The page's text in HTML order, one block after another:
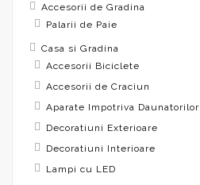
Accesorii de Gradina
Palarii de Paie
Casa si Gradina
Accesorii Biciclete
Accesorii de Craciun
Aparate Impotriva Daunatorilor
Decoratiuni Exterioare
Decoratiuni Interioare
Lampi cu LED